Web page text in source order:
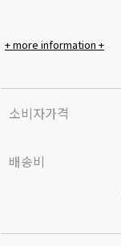
+ more information +
소비자가격
배송비